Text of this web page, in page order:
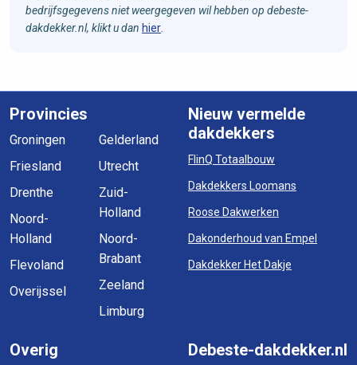
bedrijfsgegevens niet weergegeven wil hebben op debeste-
dakdekker.nl, klikt u dan hier
Provincies
Groningen
Friesland
Drenthe
Noord-
Holland
Flevoland
Overijssel
Gelderland
Utrecht
Zuid-
Holland
Noord-
Brabant
Zeeland
Limburg
Nieuw vermelde
dakdekkers
FlinQ Totaalbouw
Dakdekkers Loomans
Roose Dakwerken
Dakonderhoud van Empel
Dakdekker Het Dakje
Overig Debeste-dakdekker.nl